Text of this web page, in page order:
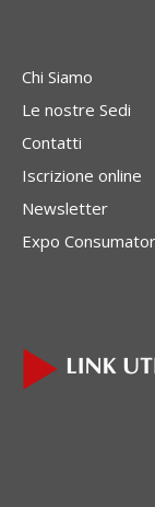
Chi Siamo
Le nostre Sedi
Contatti
Iscrizione online
Newsletter
Expo